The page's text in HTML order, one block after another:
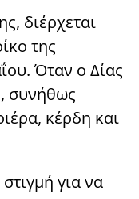
διέρχεται
της
Όταν ο Δίας
συνήθως
κέρδη και
για να